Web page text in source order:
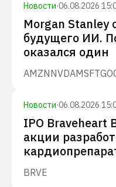
Новости·06.08.2026
Morgan Stanley
будущего ИИ.
оказался один
AMZNNVDAMSFT
Новости·06.08.2026
IPO Braveheart
акции
BRVE